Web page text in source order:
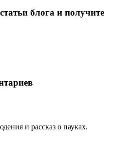
блога и получите
и рассказ о пауках.